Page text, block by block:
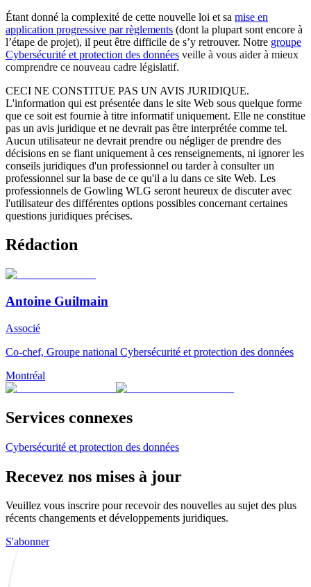
Étant donné la complexité de cette nouvelle loi et sa mise en
application progressive par règlements (dont la plupart sont encore à
l’étape de projet), il peut être difficile de s’y retrouver. Notre groupe
Cybersécurité et protection des données veille à vous aider à mieux
comprendre ce nouveau cadre législatif.
CECI NE CONSTITUE PAS UN AVIS JURIDIQUE.
L'information qui est présentée dans le site Web sous quelque forme
que ce soit est fournie à titre informatif uniquement. Elle ne constitue
pas un avis juridique et ne devrait pas être interprétée comme tel.
Aucun utilisateur ne devrait prendre ou négliger de prendre des
décisions en se fiant uniquement à ces renseignements, ni ignorer les
conseils juridiques d'un professionnel ou tarder à consulter un
professionnel sur la base de ce qu'il a lu dans ce site Web. Les
professionnels de Gowling WLG seront heureux de discuter avec
l'utilisateur des différentes options possibles concernant certaines
questions juridiques précises.
Rédaction
Antoine Guilmain
Associé
Co-chef, Groupe national Cybersécurité et protection des données
Montréal
Services connexes
Cybersécurité et protection des données
Recevez nos mises à jour
Veuillez vous inscrire pour recevoir des nouvelles au sujet des plus
récents changements et développements juridiques.
S'abonner